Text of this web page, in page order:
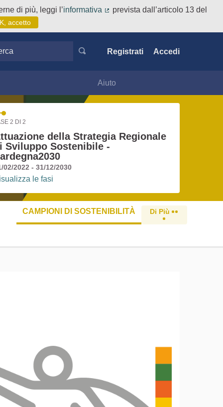
di più, leggi l’informativa
prevista dall’articolo 13 del
accetto
Registrati Accedi
Aiuto
2 DI 2
della Strategia Regionale
Sviluppo Sostenibile -
02/2022 - 31/12/2030
le fasi
CAMPIONI DI SOSTENIBILITÀ Di Più